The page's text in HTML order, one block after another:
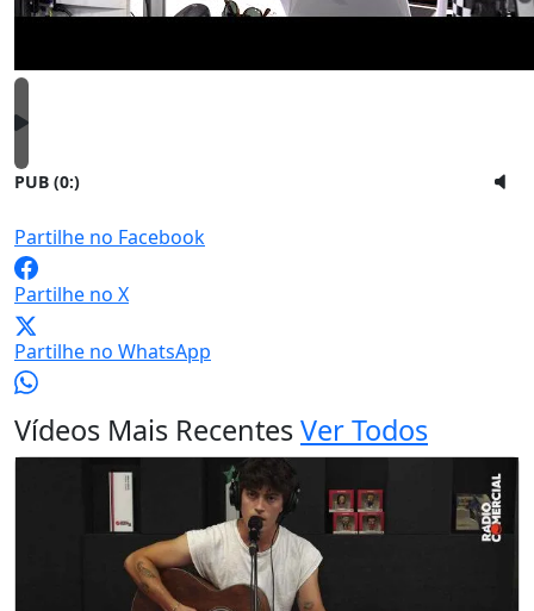
PUB (0:)
Partilhe no Facebook
Partilhe no X
Partilhe no WhatsApp
Vídeos Mais RecentesVer Todos